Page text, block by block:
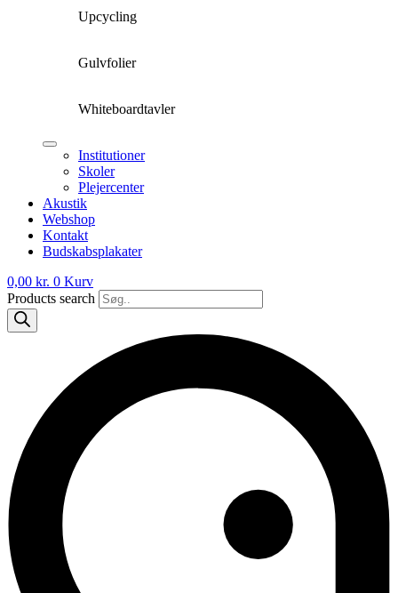
Upcycling
Gulvfolier
Whiteboardtavler
Institutioner
Skoler
Plejercenter
Akustik
Webshop
Kontakt
Budskabsplakater
0,00 kr. 0 Kurv
Products search